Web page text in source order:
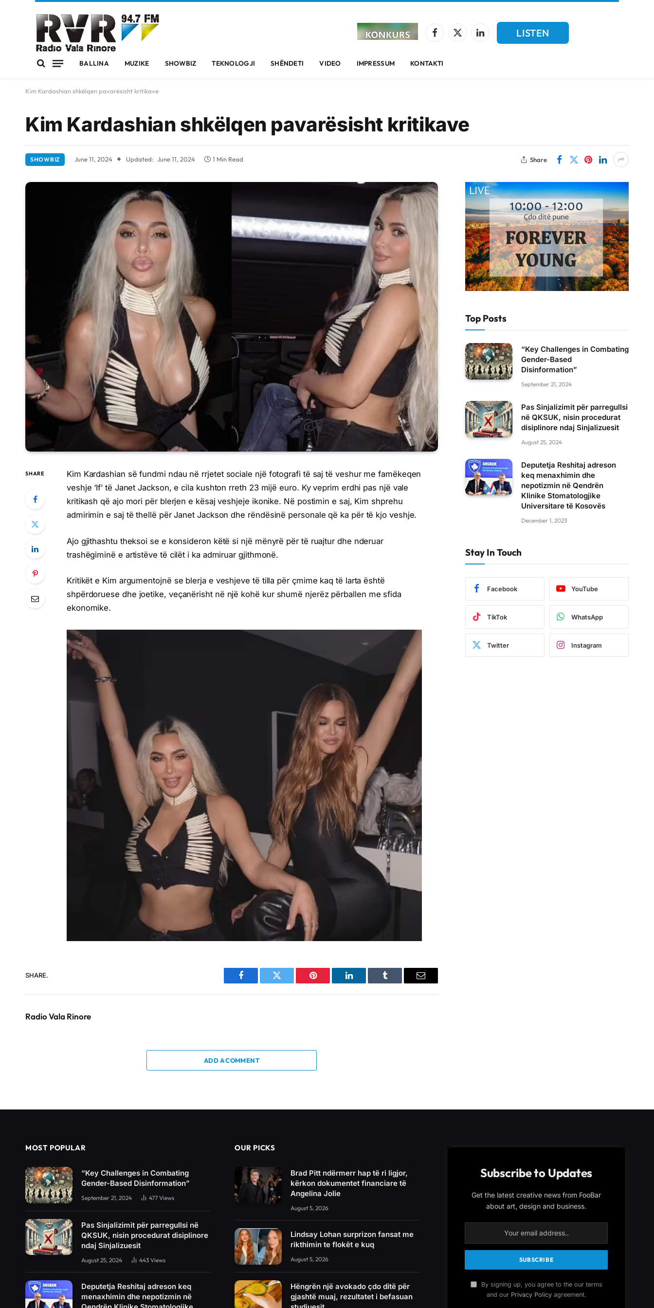
Facebook
X
LinkedIn
LISTEN
BALLINA MUZIKE SHOWBIZ TEKNOLOGJI SHËNDETI VIDEO IMPRESSUM KONTAKTI
Kim Kardashian shkëlqen pavarësisht kritikave
Kim Kardashian shkëlqen pavarësisht kritikave
SHOWBIZ June 11, 2024 Updated: June 11, 2024 1 Min Read Share
SHARE
Kim Kardashian së fundmi ndau në rrjetet sociale një fotografi të saj të veshur me famëkeqen
veshje ‘If’ të Janet Jackson, e cila kushton rreth 23 mijë euro. Ky veprim erdhi pas një vale
kritikash që ajo mori për blerjen e kësaj veshjeje ikonike. Në postimin e saj, Kim shprehu
admirimin e saj të thellë për Janet Jackson dhe rëndësinë personale që ka për të kjo veshje.
Ajo gjithashtu theksoi se e konsideron këtë si një mënyrë për të ruajtur dhe nderuar
trashëgiminë e artistëve të cilët i ka admiruar gjithmonë.
Kritikët e Kim argumentojnë se blerja e veshjeve të tilla për çmime kaq të larta është
shpërdoruese dhe joetike, veçanërisht në një kohë kur shumë njerëz përballen me sfida
ekonomike.
SHARE.
Facebook Twitter Pinterest LinkedIn Tumblr Email
Radio Vala Rinore
ADD A COMMENT
Top Posts
“Key Challenges in Combating
Gender-Based
Disinformation”
September 21, 2024
Pas Sinjalizimit për parregullsi
në QKSUK, nisin procedurat
disiplinore ndaj Sinjalizuesit
August 25, 2024
Deputetja Reshitaj adreson
keq menaxhimin dhe
nepotizmin në Qendrën
Klinike Stomatologjike
Universitare të Kosovës
December 1, 2023
Stay In Touch
Facebook YouTube
TikTok WhatsApp
Twitter Instagram
MOST POPULAR
“Key Challenges in Combating
Gender-Based Disinformation”
September 21, 2024 477 Views
Pas Sinjalizimit për parregullsi në
QKSUK, nisin procedurat disiplinore
ndaj Sinjalizuesit
August 25, 2024 443 Views
Deputetja Reshitaj adreson keq
menaxhimin dhe nepotizmin në
OUR PICKS
Brad Pitt ndërmerr hap të ri ligjor,
kërkon dokumentet financiare të
Angelina Jolie
August 5, 2026
Lindsay Lohan surprizon fansat me
rikthimin te flokët e kuq
August 5, 2026
Hëngrën një avokado çdo ditë për
gjashtë muaj, rezultatet i befasuan
Subscribe to Updates
Get the latest creative news from FooBar
about art, design and business.
By signing up, you agree to the our terms
and our Privacy Policyagreement.